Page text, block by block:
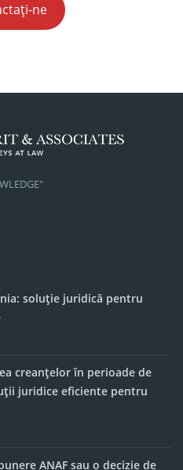
ne
soluție juridică pentru
creanțelor în perioade de
juridice eficiente pentru
ANAF sau o decizie de